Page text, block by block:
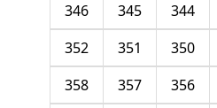
344
345
346
350
351
352
356
357
358